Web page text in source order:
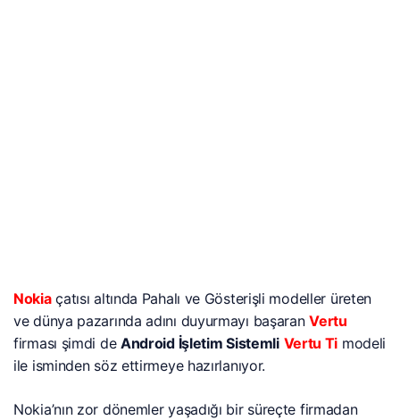
Nokia çatısı altında Pahalı ve Gösterişli modeller üreten
ve dünya pazarında adını duyurmayı başaranVertu
firması şimdi de Android İşletim Sistemli Vertu Ti modeli
ile isminden söz ettirmeye hazırlanıyor.
Nokia’nın zor dönemler yaşadığı bir süreçte firmadan